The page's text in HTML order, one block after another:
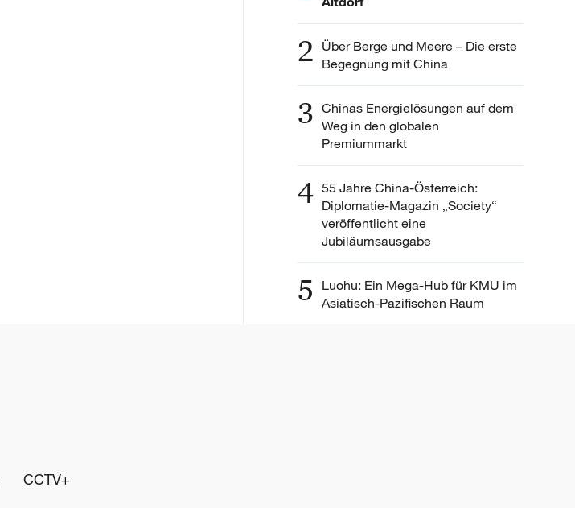
2 Über Berge und Meere – Die erste
Begegnung mit China
3 Chinas Energielösungen auf dem
Weg in den globalen
Premiummarkt
4 55 Jahre China-Österreich:
Diplomatie-Magazin „Society“
veröffentlicht eine
Jubiläumsausgabe
5
Luohu: Ein Mega-Hub für KMU im
Asiatisch-Pazifischen Raum
CCTV+